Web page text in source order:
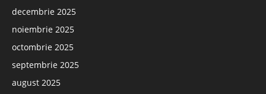
decembrie 2025
noiembrie 2025
octombrie 2025
septembrie 2025
august 2025